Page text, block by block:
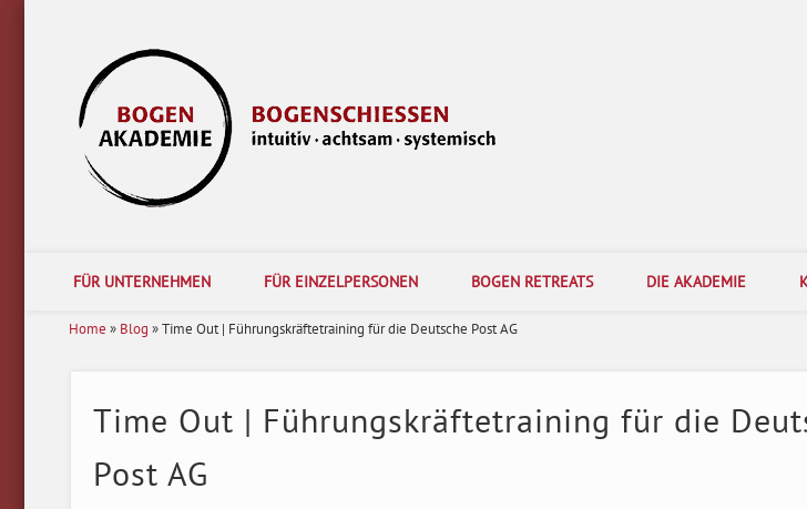
Akademie für intuitives Bogenschießen bietet Coachings, Seminare und Trainer-Fortbildungen mit dem Ziel, Veränderung erlebbar zu
Facebook
FÜR UNTERNEHMEN FÜR EINZELPERSONEN BOGEN RETREATS DIE AKADEMIE
Home » Blog »Time Out | Führungskräftetraining für die Deutsche Post AG
Time Out | Führungskräftetraining für die
Post AG